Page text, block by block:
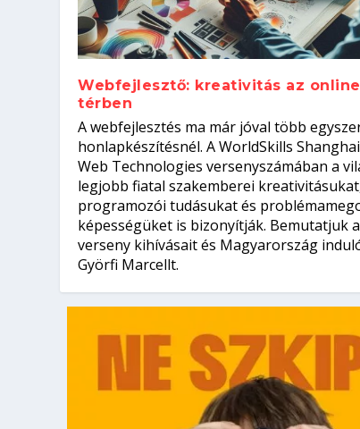
Kitalálod, mire használják
Írta: Tóth Mónika |2026. augusztus. 4.| Kvíz
Nem sikerült az egyetemi
Írta: Oláh Erika |2026. augusztus. 4.| Iskolák
Szoftverfejlesztő: verseny
el a világversenyt...
Írta: Szakmát Szerzek | 2026. augusztus. 3.| Mi
Digitális detox – hogyan
Írta: Oláh Erika |2026. augusztus. 3.| Egészség
Webfejlesztő: kreativitás az online
térben
A webfejlesztés ma már jóval több
honlapkészítésnél. A WorldSkills
Web Technologies versenyszámában a
legjobb fiatal szakemberei
programozói tudásukat és
képességüket is bizonyítják. Bemutatjuk a
verseny kihívásait és Magyarország
Györfi Marcellt.